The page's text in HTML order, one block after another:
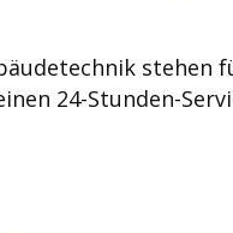
24-Stunden-